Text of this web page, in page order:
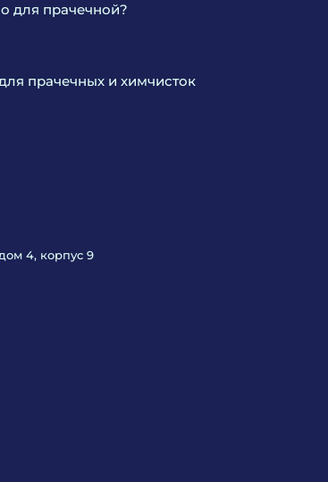
для прачечной?
прачечных и химчисток
4, корпус 9